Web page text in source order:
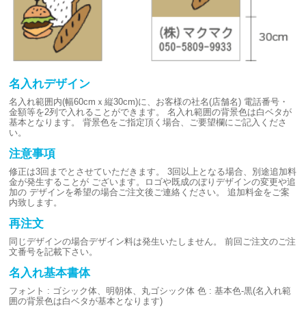
名入れデザイン
名入れ範囲内(幅60cmｘ縦30cm)に、お客様の社名(店舗名) 電話番号・
金額等を2列で入れることができます。
名入れ範囲の背景色は白ベタが
基本となります。
背景色をご指定頂く場合、ご要望欄にご記入くださ
い。
注意事項
修正は3回までとさせていただきます。
3回以上となる場合、別途追加料
金が発生することが ございます。ロゴや既成のぼりデザインの変更や追
加の デザインを希望の場合ご注文後ご連絡ください。
追加料金をご案
内致します。
再注文
同じデザインの場合デザイン料は発生いたしません。
前回ご注文のご注
文番号を記載下さい。
名入れ基本書体
フォント : ゴシック体、明朝体、丸ゴシック体 色 : 基本色-黒(名入れ範
囲の背景色は白ベタが基本となります)